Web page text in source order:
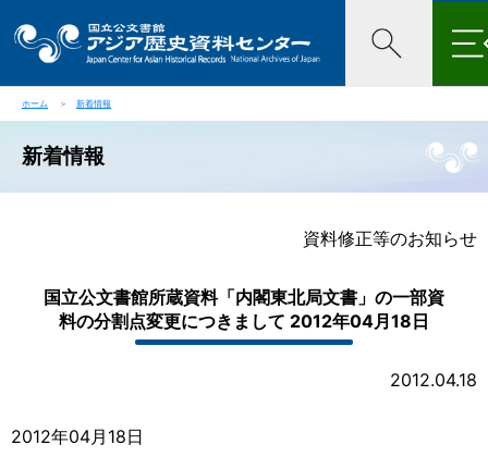
×
ホーム ＞ 新着情報
新着情報
資料修正等のお知らせ
国立公文書館所蔵資料「内閣東北局文書」の一部資
料の分割点変更につきまして 2012年04月18日
2012.04.18
2012年04月18日